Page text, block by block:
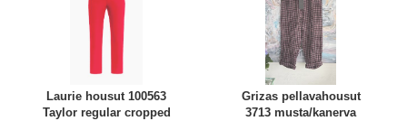
Laurie housut 100563
Taylor regular cropped
Grizas pellavahousut
3713 musta/kanerva